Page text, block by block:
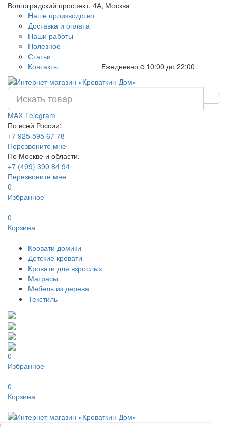
Волгоградский проспект, 4А, Москва
Наше производство
Доставка и оплата
Наши работы
Полезное
Статьи
Контакты
Ежедневно c 10:00 до 22:00
MAX Telegram
По всей России:
+7 925 595 67 78
Перезвоните мне
По Москве и области:
+7 (499) 390 84 94
Перезвоните мне
0
Избранное
0
Корзина
Кровати домики
Детские кровати
Кровати для взрослых
Матрасы
Мебель из дерева
Текстиль
0
Избранное
0
Корзина